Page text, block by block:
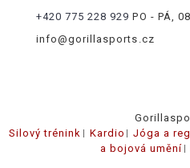
+420 775 228 929 PO - PÁ,
info@gorillasports.cz
Silový trénink
Kardio Jóga a
a bojová umění